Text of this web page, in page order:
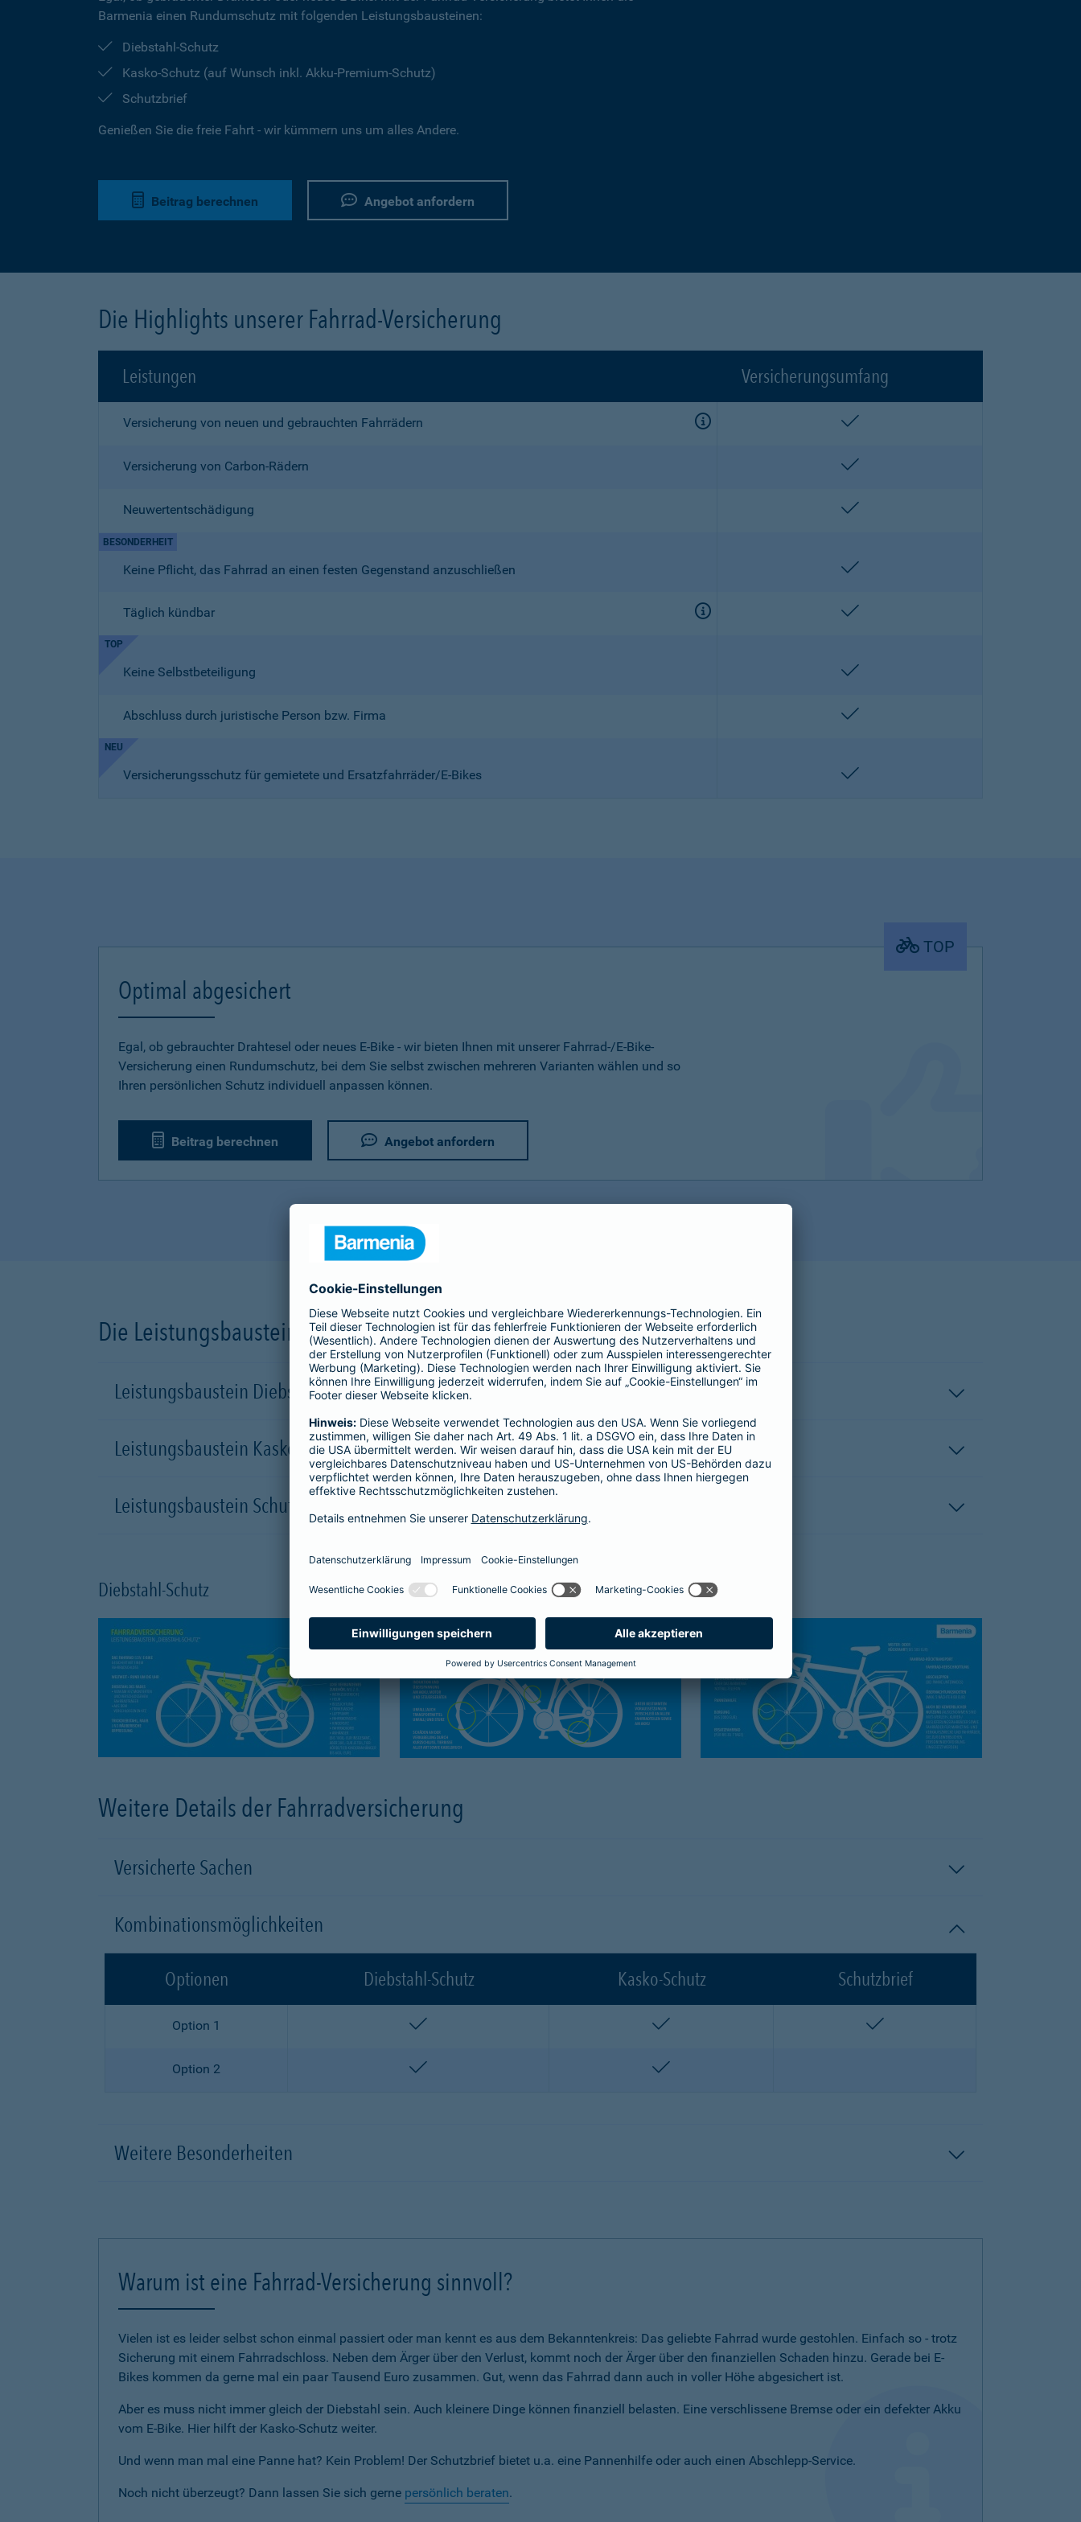
Barmenia einen Rundumschutz mit folgenden Leistungsbausteinen:
Diebstahl-Schutz
Kasko-Schutz (auf Wunsch inkl. Akku-Premium-Schutz)
Schutzbrief
Genießen Sie die freie Fahrt - wir kümmern uns um alles Andere.
Beitrag berechnen Angebot anfordern
Die Highlights unserer Fahrrad-Versicherung
Leistungen Versicherungsumfang
Versicherung von neuen und gebrauchten Fahrrädern enthalten
Versicherung von Carbon-Rädern enthalten
Neuwertentschädigung enthalten
Keine Pflicht, das Fahrrad an einen festen Gegenstand anzuschließen
BESONDERHEIT
enthalten
Täglich kündbar enthalten
TOP
Keine Selbstbeteiligung enthalten
Abschluss durch juristische Person bzw. Firma enthalten
NEU
Versicherungsschutz für gemietete und Ersatzfahrräder/E-Bikes enthalten
TOP
Optimal abgesichert
Egal, ob gebrauchter Drahtesel oder neues E-Bike - wir bieten Ihnen mit unserer Fahrrad-/E-Bike-
Versicherung einen Rundumschutz, bei dem Sie selbst zwischen mehreren Varianten wählen und so
Ihren persönlichen Schutz individuell anpassen können.
Beitrag berechnen Angebot anfordern
Die Leistungsbausteine unserer Fahrradversicherung im Detail
Leistungsbaustein Diebstahl-Schutz
Leistungsbaustein Kasko-Schutz
Leistungsbaustein Schutzbrief
Diebstahl-Schutz Kasko-Schutz Schutzbrief
Weitere Details der Fahrradversicherung
Versicherte Sachen
Kombinationsmöglichkeiten
Optionen Diebstahl-Schutz Kasko-Schutz Schutzbrief
Option 1 enthalten
Option 2
Weitere Besonderheiten
Warum ist eine Fahrrad-Versicherung sinnvoll?
Vielen ist es leider selbst schon einmal passiert oder man kennt es aus dem Bekanntenkreis: Das geliebte Fahrrad wurde gestohlen. Einfach so - trotz
Sicherung mit einem Fahrradschloss. Neben dem Ärger über den Verlust, kommt noch der Ärger über den finanziellen Schaden hinzu. Gerade bei E-
Bikes kommen da gerne mal ein paar Tausend Euro zusammen. Gut, wenn das Fahrrad dann auch in voller Höhe abgesichert ist.
Aber es muss nicht immer gleich der Diebstahl sein. Auch kleinere Dinge können finanziell belasten. Eine verschlissene Bremse oder ein defekter Akku
vom E-Bike. Hier hilft der Kasko-Schutz weiter.
Und wenn man mal eine Panne hat? Kein Problem! Der Schutzbrief bietet u.a. eine Pannenhilfe oder auch einen Abschlepp-Service.
Noch nicht überzeugt? Dann lassen Sie sich gerne persönlich beraten.